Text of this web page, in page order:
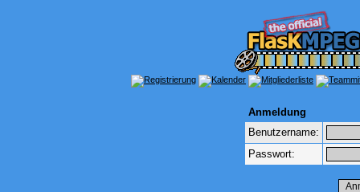
Anmeldung
Benutzername:
Passwort: